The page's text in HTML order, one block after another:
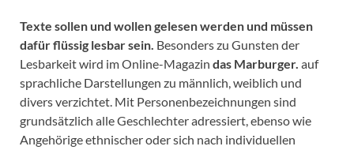
Texte sollen und wollen gelesen werden und müssen
dafür flüssig lesbar sein. Besonders zu Gunsten der
Lesbarkeit wird im Online-Magazin das Marburger. auf
sprachliche Darstellungen zu männlich, weiblich und
divers verzichtet. Mit Personenbezeichnungen sind
grundsätzlich alle Geschlechter adressiert, ebenso wie
Angehörige ethnischer oder sich nach individuellen